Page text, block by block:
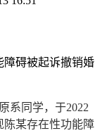
障碍被起诉撤销婚
系同学，于2022
陈某存在性功能障